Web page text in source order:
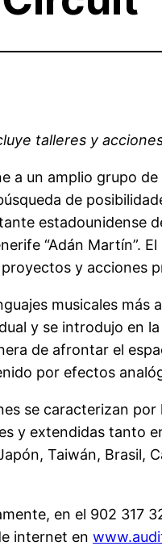
talleres y
a un amplio grupo
de
estadounidense
“Adán Martín”.
y acciones
musicales más
y se introdujo en la
de afrontar el
por efectos
se caracterizan por
y extendidas tanto
Taiwán, Brasil,
en el 902 317
internet en